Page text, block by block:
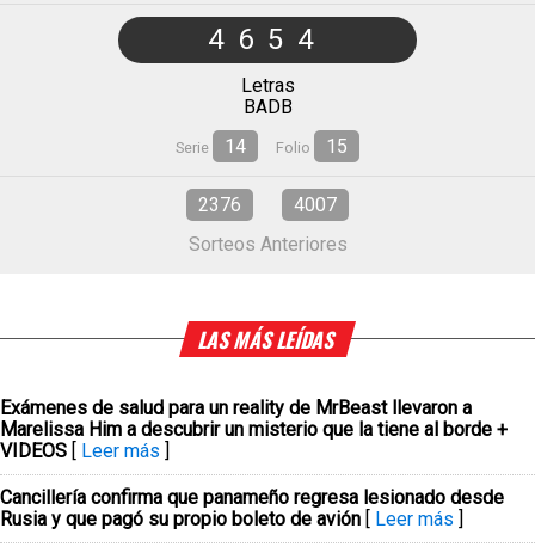
4654
Letras
BADB
Serie 14 Folio 15
2376
4007
Sorteos Anteriores
LAS MÁS LEÍDAS
Exámenes de salud para un reality de MrBeast llevaron a
Marelissa Him a descubrir un misterio que la tiene al borde +
VIDEOS [ Leer más ]
Cancillería confirma que panameño regresa lesionado desde
Rusia y que pagó su propio boleto de avión [ Leer más ]